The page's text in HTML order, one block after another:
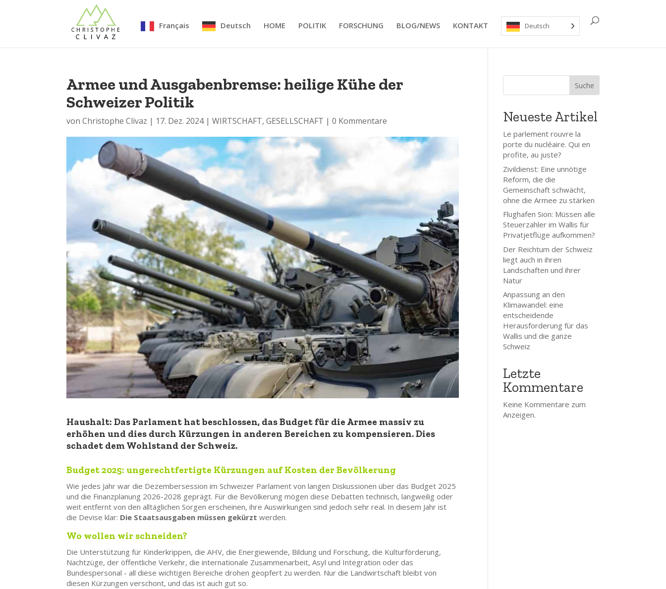
Français Deutsch HOME POLITIK FORSCHUNG BLOG/NEWS KONTAKT Deutsch
Armee und Ausgabenbremse: heilige Kühe der
Schweizer Politik
vonChristophe Clivaz | 17. Dez. 2024|WIRTSCHAFT,GESELLSCHAFT |0 Kommentare
Haushalt: Das Parlament hat beschlossen, das Budget für die Armee massiv zu
erhöhen und dies durch Kürzungen in anderen Bereichen zu kompensieren. Dies
schadet dem Wohlstand der Schweiz.
Budget 2025: ungerechtfertigte Kürzungen auf Kosten der Bevölkerung
Wie jedes Jahr war die Dezembersession im Schweizer Parlament von langen Diskussionen über das Budget 2025
und die Finanzplanung 2026-2028 geprägt. Für die Bevölkerung mögen diese Debatten technisch, langweilig oder
weit entfernt von den alltäglichen Sorgen erscheinen, ihre Auswirkungen sind jedoch sehr real. In diesem Jahr ist
die Devise klar: Die Staatsausgaben müssen gekürzt werden.
Wo wollen wir schneiden?
Die Unterstützung für Kinderkrippen, die AHV, die Energiewende, Bildung und Forschung, die Kulturförderung,
Nachtzüge, der öffentliche Verkehr, die internationale Zusammenarbeit, Asyl und Integration oder das
Bundespersonal - all diese wichtigen Bereiche drohen geopfert zu werden. Nur die Landwirtschaft bleibt von
diesen Kürzungen verschont, und das ist auch gut so.
Suche
Neueste Artikel
Le parlement rouvre la
porte du nucléaire. Qui en
profite, au juste?
Zivildienst: Eine unnötige
Reform, die die
Gemeinschaft schwächt,
ohne die Armee zu stärken
Flughafen Sion: Müssen alle
Steuerzahler im Wallis für
Privatjetflüge aufkommen?
Der Reichtum der Schweiz
liegt auch in ihren
Landschaften und ihrer
Natur
Anpassung an den
Klimawandel: eine
entscheidende
Herausforderung für das
Wallis und die ganze
Schweiz
Letzte
Kommentare
Keine Kommentare zum
Anzeigen.